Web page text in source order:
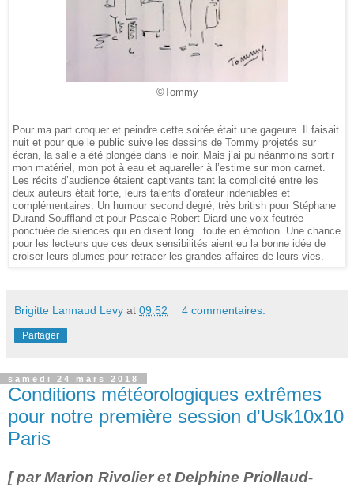
©Tommy
Pour ma part croquer et peindre cette soirée était une gageure. Il faisait
nuit et pour que le public suive les dessins de Tommy projetés sur
écran, la salle a été plongée dans le noir. Mais j’ai pu néanmoins sortir
mon matériel, mon pot à eau et aquareller à l’estime sur mon carnet.
Les récits d’audience étaient captivants tant la complicité entre les
deux auteurs était forte, leurs talents d’orateur indéniables et
complémentaires. Un humour second degré, très british pour Stéphane
Durand-Souffland et pour Pascale Robert-Diard une voix feutrée
ponctuée de silences qui en disent long...toute en émotion. Une chance
pour les lecteurs que ces deux sensibilités aient eu la bonne idée de
croiser leurs plumes pour retracer les grandes affaires de leurs vies.
Brigitte Lannaud Levy at 09:52 4 commentaires:
Partager
samedi 24 mars 2018
Conditions météorologiques extrêmes
pour notre première session d'Usk10x10
Paris
[ par Marion Rivolier et Delphine Priollaud-